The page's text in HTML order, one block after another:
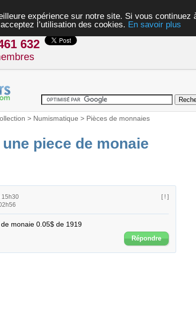
expérience sur notre site. Si vous continuez
l’utilisation des cookies. En savoir plus
632
> Numismatique > Pièces de monnaies
piece de monaie
15h30
[ ! ]
monaie 0.05$ de 1919
Répondre